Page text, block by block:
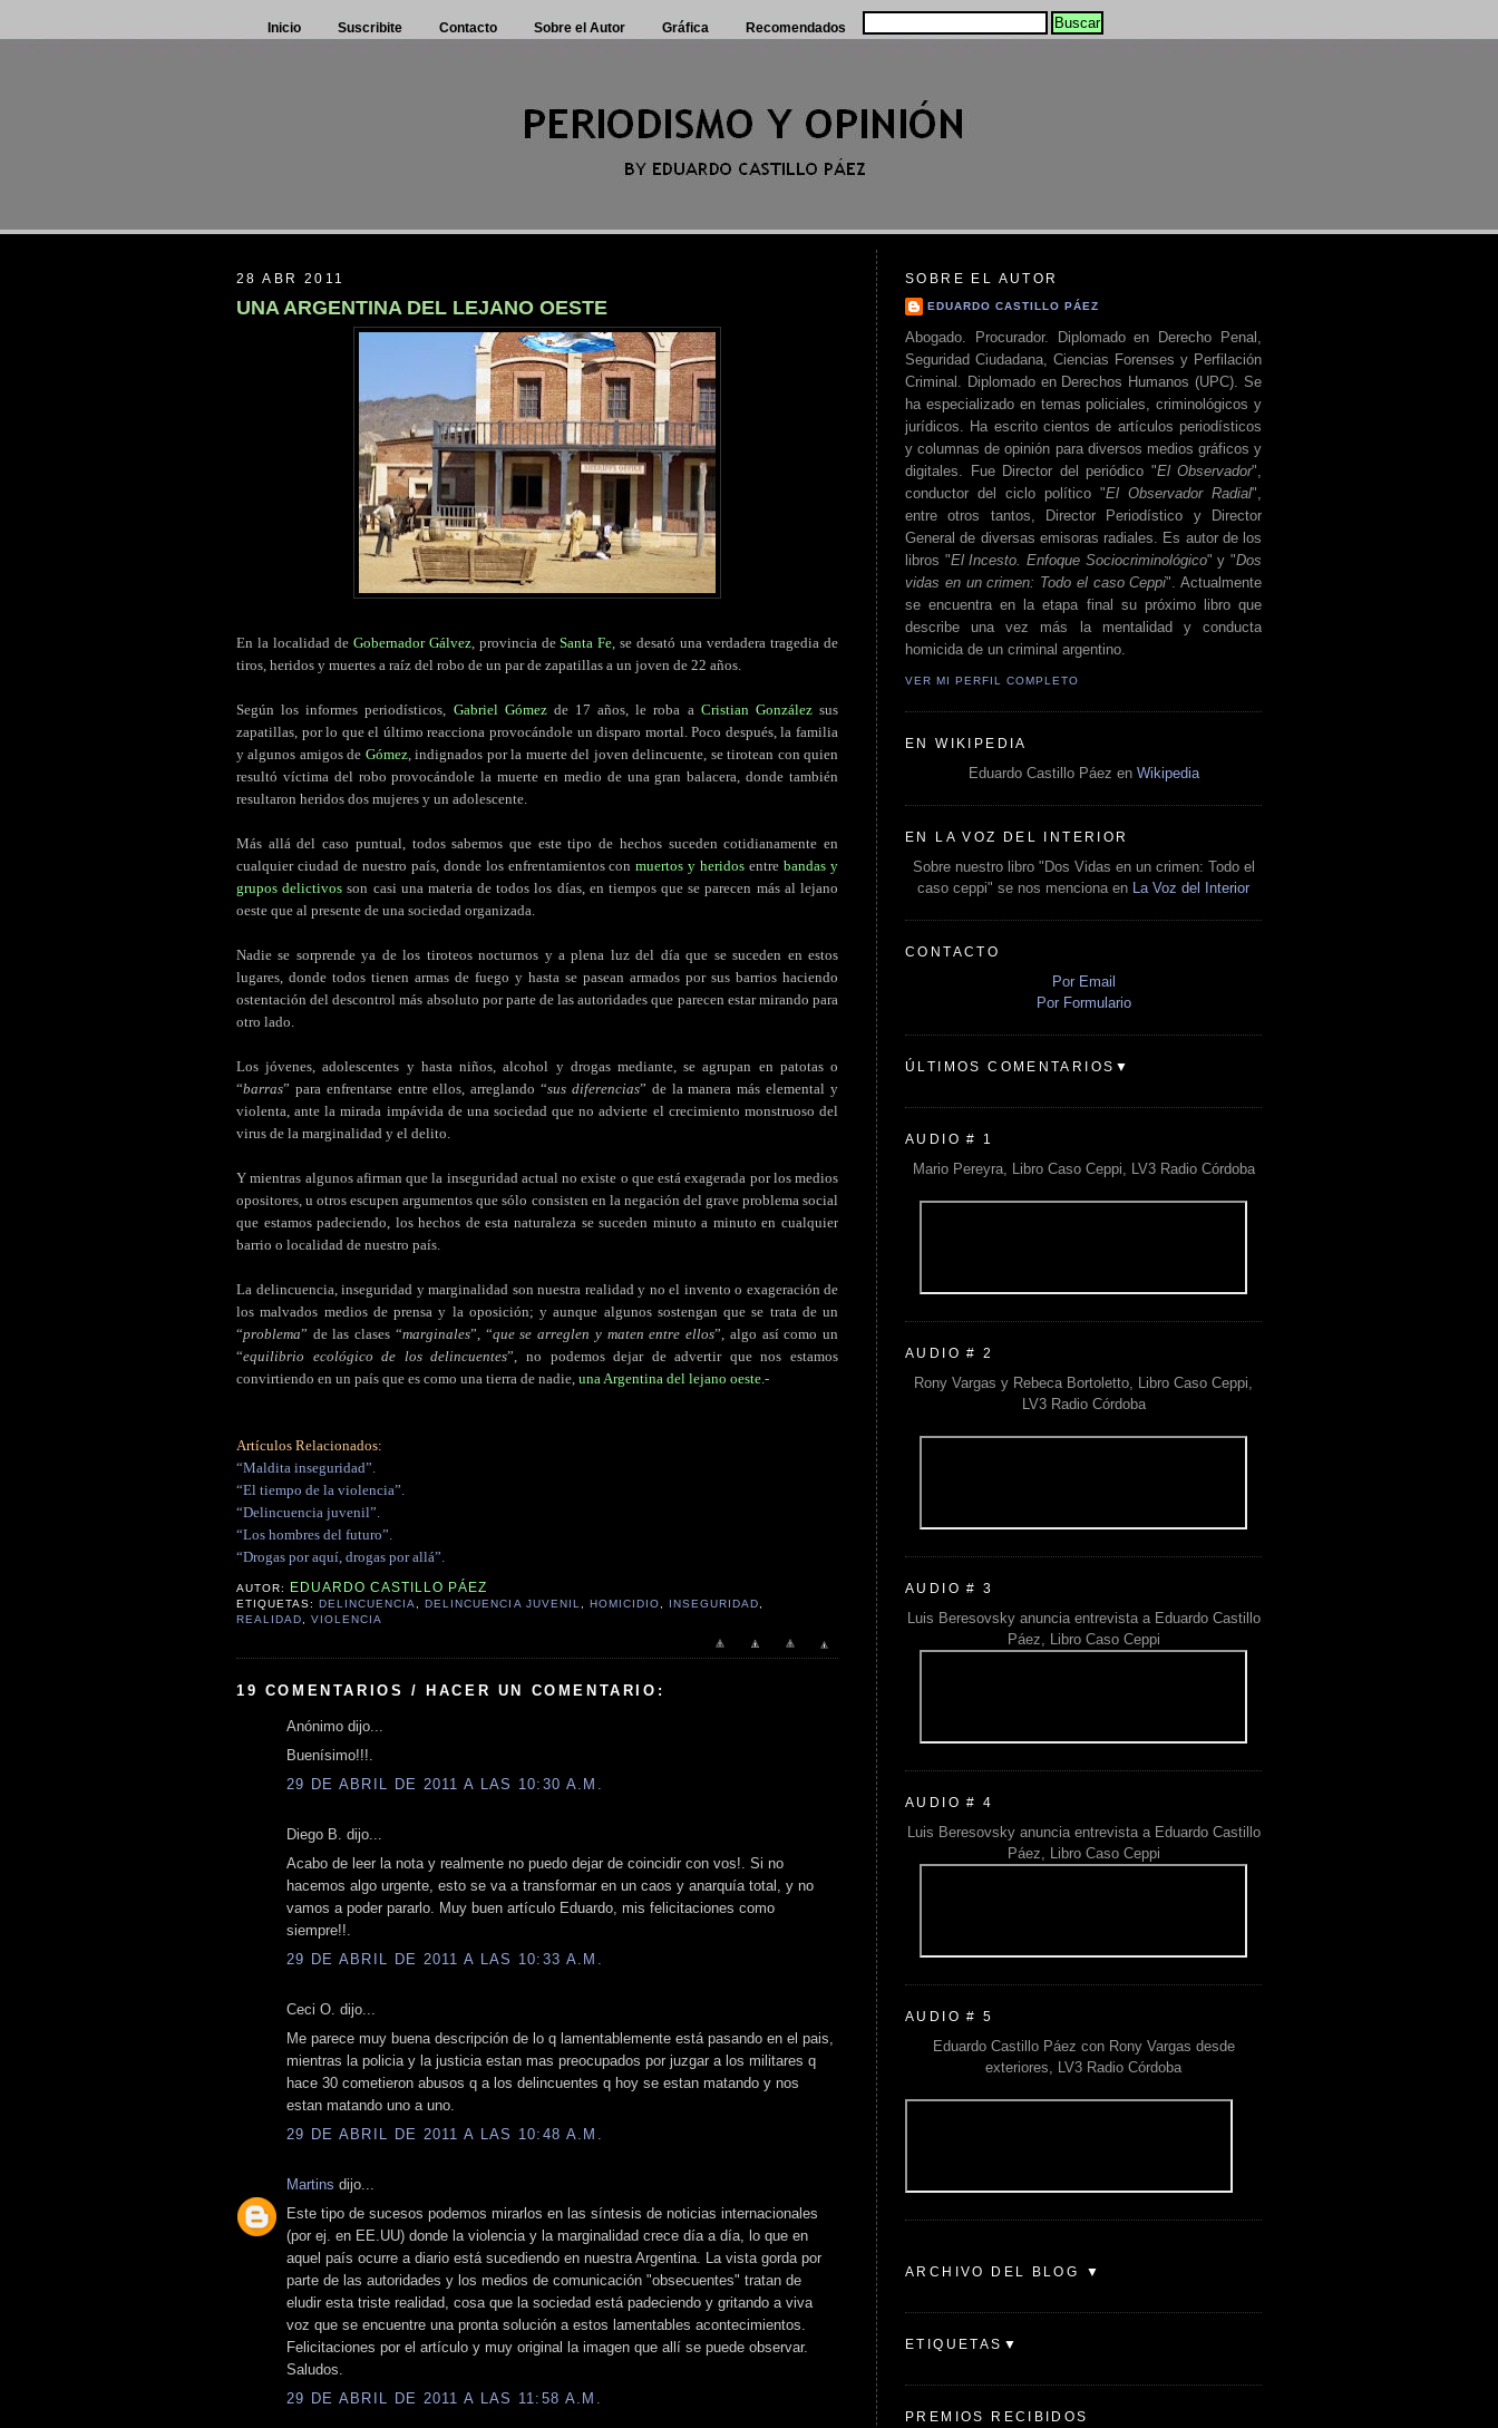
Inicio Suscribite Contacto Sobre el Autor Gráfica Recomendados
28 ABR 2011
UNA ARGENTINA DEL LEJANO OESTE
En la localidad de Gobernador Gálvez, provincia deSanta Fe, se desató una verdadera tragedia de
tiros, heridos y muertes a raíz del robo de un par de zapatillas a un joven de 22 años.
Según los informes periodísticos, Gabriel Gómezde 17 años, le roba a Cristian Gonzálezsus
zapatillas, por lo que el último reacciona provocándole un disparo mortal. Poco después, la familia
y algunos amigos de Gómez, indignados por la muerte del joven delincuente, se tirotean con quien
resultó víctima del robo provocándole la muerte en medio de una gran balacera, donde también
resultaron heridos dos mujeres y un adolescente.
Más allá del caso puntual, todos sabemos que este tipo de hechos suceden cotidianamente en
cualquier ciudad de nuestro país, donde los enfrentamientos conmuertos y heridos entrebandas y
grupos delictivos son casi una materia de todos los días, en tiempos que se parecen más al lejano
oeste que al presente de una sociedad organizada.
Nadie se sorprende ya de los tiroteos nocturnos y a plena luz del día que se suceden en estos
lugares, donde todos tienen armas de fuego y hasta se pasean armados por sus barrios haciendo
ostentación del descontrol más absoluto por parte de las autoridades que parecen estar mirando para
otro lado.
Los jóvenes, adolescentes y hasta niños, alcohol y drogas mediante, se agrupan en patotas o
“barras” para enfrentarse entre ellos, arreglando “sus diferencias” de la manera más elemental y
violenta, ante la mirada impávida de una sociedad que no advierte el crecimiento monstruoso del
virus de la marginalidad y el delito.
Y mientras algunos afirman que la inseguridad actual no existe o que está exagerada por los medios
opositores, u otros escupen argumentos que sólo consisten en la negación del grave problema social
que estamos padeciendo, los hechos de esta naturaleza se suceden minuto a minuto en cualquier
barrio o localidad de nuestro país.
La delincuencia, inseguridad y marginalidad son nuestra realidad y no el invento o exageración de
los malvados medios de prensa y la oposición; y aunque algunos sostengan que se trata de un
“problema” de las clases “marginales”, “que se arreglen y maten entre ellos”, algo así como un
“equilibrio ecológico de los delincuentes”, no podemos dejar de advertir que nos estamos
convirtiendo en un país que es como una tierra de nadie, una Argentina del lejano oeste.-
Artículos Relacionados:
“Maldita inseguridad”.
“El tiempo de la violencia”.
“Delincuencia juvenil”.
“Los hombres del futuro”.
“Drogas por aquí, drogas por allá”.
AUTOR: EDUARDO CASTILLO PÁEZ
ETIQUETAS:DELINCUENCIA ,DELINCUENCIA JUVENIL HOMICIDIO INSEGURIDAD
REALIDAD
,VIOLENCIA
19 COMENTARIOS / HACER UN COMENTARIO:
Anónimo dijo...
Buenísimo!!!.
29 DE ABRIL DE 2011 A LAS 10:30 A.M.
Diego B. dijo...
Acabo de leer la nota y realmente no puedo dejar de coincidir con vos!. Si no
hacemos algo urgente, esto se va a transformar en un caos y anarquía total, y no
vamos a poder pararlo. Muy buen artículo Eduardo, mis felicitaciones como
siempre!!.
29 DE ABRIL DE 2011 A LAS 10:33 A.M.
Ceci O. dijo...
Me parece muy buena descripción de lo q lamentablemente está pasando en el pais,
mientras la policia y la justicia estan mas preocupados por juzgar a los militares q
hace 30 cometieron abusos q a los delincuentes q hoy se estan matando y nos
estan matando uno a uno.
29 DE ABRIL DE 2011 A LAS 10:48 A.M.
Martins dijo...
Este tipo de sucesos podemos mirarlos en las síntesis de noticias internacionales
(por ej. en EE.UU) donde la violencia y la marginalidad crece día a día, lo que en
aquel país ocurre a diario está sucediendo en nuestra Argentina. La vista gorda por
parte de las autoridades y los medios de comunicación "obsecuentes" tratan de
eludir esta triste realidad, cosa que la sociedad está padeciendo y gritando a viva
voz que se encuentre una pronta solución a estos lamentables acontecimientos.
Felicitaciones por el artículo y muy original la imagen que allí se puede observar.
Saludos.
29 DE ABRIL DE 2011 A LAS 11:58 A.M.
SOBRE EL AUTOR
EDUARDO CASTILLO PÁEZ
Abogado. Procurador. Diplomado en Derecho Penal,
Seguridad Ciudadana, Ciencias Forenses y Perfilación
Criminal. Diplomado en Derechos Humanos (UPC). Se
ha especializado en temas policiales, criminológicos y
jurídicos. Ha escrito cientos de artículos periodísticos
y columnas de opinión para diversos medios gráficos y
digitales. Fue Director del periódico "El Observador",
conductor del ciclo político "El Observador Radial",
entre otros tantos, Director Periodístico y Director
General de diversas emisoras radiales. Es autor de los
libros "El Incesto. Enfoque Sociocriminológico" y "Dos
vidas en un crimen: Todo el caso Ceppi". Actualmente
se encuentra en la etapa final su próximo libro que
describe una vez más la mentalidad y conducta
homicida de un criminal argentino.
VER MI PERFIL COMPLETO
EN WIKIPEDIA
Eduardo Castillo Páez en Wikipedia
EN LA VOZ DEL INTERIOR
Sobre nuestro libro "Dos Vidas en un crimen: Todo el
caso ceppi" se nos menciona en
La Voz del Interior
CONTACTO
Por Email
Por Formulario
ÚLTIMOS COMENTARIOS▼
AUDIO # 1
Mario Pereyra, Libro Caso Ceppi, LV3 Radio Córdoba
AUDIO # 2
Rony Vargas y Rebeca Bortoletto, Libro Caso Ceppi,
LV3 Radio Córdoba
AUDIO # 3
Luis Beresovsky anuncia entrevista a Eduardo Castillo
Páez, Libro Caso Ceppi
AUDIO # 4
Luis Beresovsky anuncia entrevista a Eduardo Castillo
Páez, Libro Caso Ceppi
AUDIO # 5
Eduardo Castillo Páez con Rony Vargas desde
exteriores, LV3 Radio Córdoba
ARCHIVO DEL BLOG ▼
ETIQUETAS▼
PREMIOS RECIBIDOS